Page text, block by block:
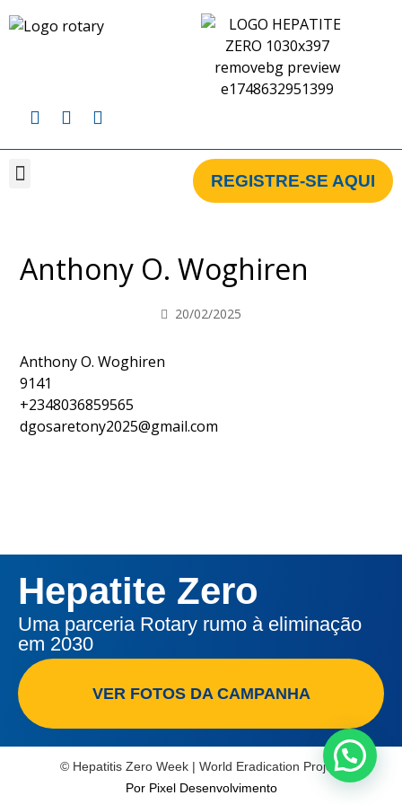
REGISTRE-SE AQUI
Anthony O. Woghiren
20/02/2025
Anthony O. Woghiren
9141
+2348036859565
dgosaretony2025@gmail.com
Hepatite Zero
Uma parceria Rotary rumo à eliminação
em 2030
VER FOTOS DA CAMPANHA
© Hepatitis Zero Week | World Eradication Project
Por Pixel Desenvolvimento